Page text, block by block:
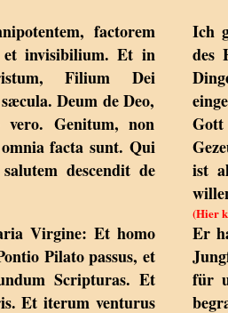
factorem
invisibilium. Et in
Filium Dei
Deum de Deo,
Genitum, non
facta sunt. Qui
descendit de
Virgine: Et homo
Pilato passus, et
Scripturas. Et
Et iterum venturus
Ich
des
ist
(Hier
Er
für